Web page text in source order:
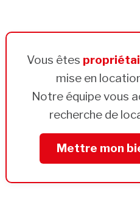
Vous êtes
mise en
Notre équipe vous
recherche de
Mettre mon